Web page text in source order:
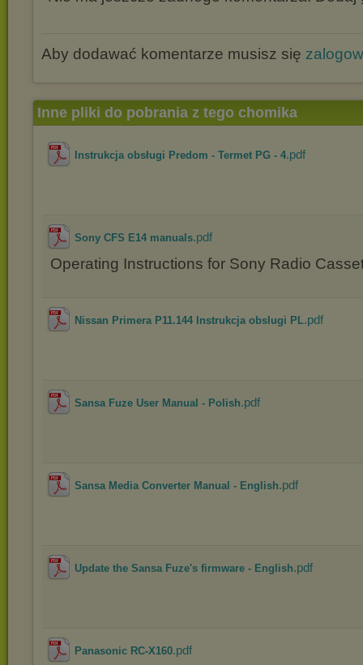
Aby dodawać komentarze musisz się
Inne pliki do pobrania z tego chomika
Instrukcja obsługi Predom - Termet PG - 4.pdf
Sony CFS E14 manuals.pdf
Operating Instructions for Sony Radio
Nissan Primera P11.144 Instrukcja obslugi PL.pdf
Sansa Fuze User Manual - Polish.pdf
Sansa Media Converter Manual - English.pdf
Update the Sansa Fuze's firmware - English.pdf
Panasonic RC-X160.pdf